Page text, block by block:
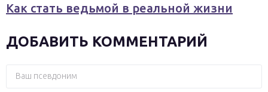
Как стать ведьмой в реальной жизни
ДОБАВИТЬ КОММЕНТАРИЙ